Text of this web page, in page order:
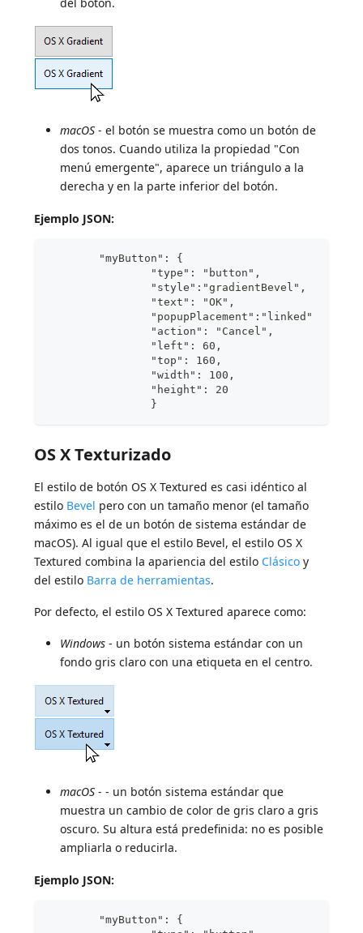
macOS - el botón se muestra como un botón de
dos tonos. Cuando utiliza la propiedad "Con
menú emergente", aparece un triángulo a la
derecha y en la parte inferior del botón.
Ejemplo JSON:
	"myButton": {
                "style":"gradientBevel",
                "popupPlacement":"linked"
                }
OS X Texturizado
El estilo de botón OS X Textured es casi idéntico al
estilo Bevel pero con un tamaño menor (el tamaño
máximo es el de un botón de sistema estándar de
macOS). Al igual que el estilo Bevel, el estilo OS X
Textured combina la apariencia del estilo Clásico y
del estilo Barra de herramientas.
Por defecto, el estilo OS X Textured aparece como:
Windows - un botón sistema estándar con un
fondo gris claro con una etiqueta en el centro.
macOS - - un botón sistema estándar que
muestra un cambio de color de gris claro a gris
oscuro. Su altura está predefinida: no es posible
ampliarla o reducirla.
Ejemplo JSON:
	"myButton": {